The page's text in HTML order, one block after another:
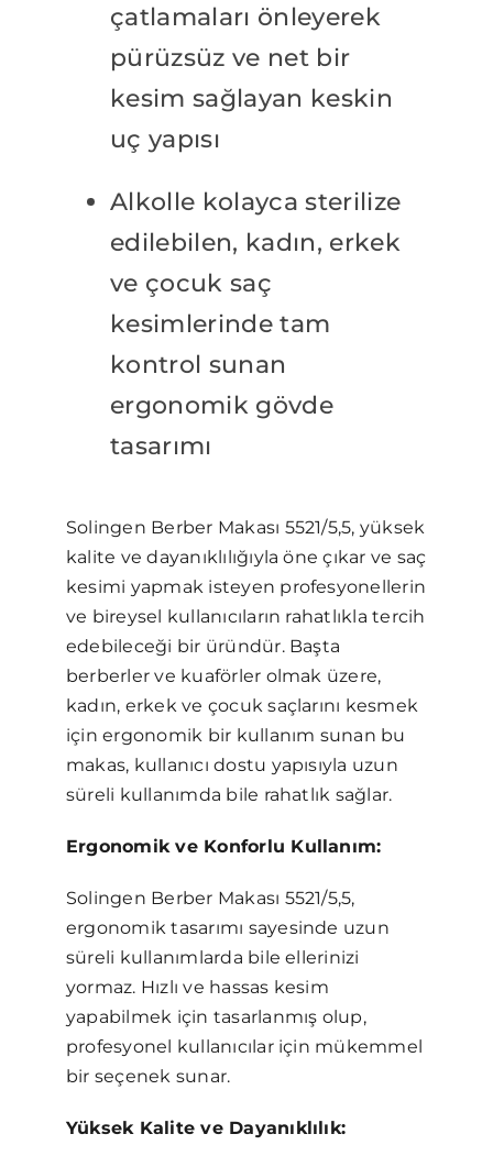
çatlamaları önleyerek
pürüzsüz ve net bir
kesim sağlayan keskin
uç yapısı
Alkolle kolayca sterilize
edilebilen, kadın, erkek
ve çocuk saç
kesimlerinde tam
kontrol sunan
ergonomik gövde
tasarımı
Solingen Berber Makası 5521/5,5, yüksek
kalite ve dayanıklılığıyla öne çıkar ve saç
kesimi yapmak isteyen profesyonellerin
ve bireysel kullanıcıların rahatlıkla tercih
edebileceği bir üründür. Başta
berberler ve kuaförler olmak üzere,
kadın, erkek ve çocuk saçlarını kesmek
için ergonomik bir kullanım sunan bu
makas, kullanıcı dostu yapısıyla uzun
süreli kullanımda bile rahatlık sağlar.
Ergonomik ve Konforlu Kullanım:
Solingen Berber Makası 5521/5,5,
ergonomik tasarımı sayesinde uzun
süreli kullanımlarda bile ellerinizi
yormaz. Hızlı ve hassas kesim
yapabilmek için tasarlanmış olup,
profesyonel kullanıcılar için mükemmel
bir seçenek sunar.
Yüksek Kalite ve Dayanıklılık: